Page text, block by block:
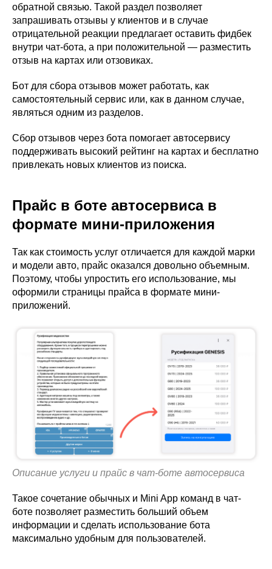
обратной связью. Такой раздел позволяет
запрашивать отзывы у клиентов и в случае
отрицательной реакции предлагает оставить фидбек
внутри чат-бота, а при положительной — разместить
отзыв на картах или отзовиках.
Бот для сбора отзывов может работать, как
самостоятельный сервис или, как в данном случае,
являться одним из разделов.
Сбор отзывов через бота помогает автосервису
поддерживать высокий рейтинг на картах и бесплатно
привлекать новых клиентов из поиска.
Прайс в боте автосервиса в
формате мини-приложения
Так как стоимость услуг отличается для каждой марки
и модели авто, прайс оказался довольно объемным.
Поэтому, чтобы упростить его использование, мы
оформили страницы прайса в формате мини-
приложений.
Описание услуги и прайс в чат-боте автосервиса
Такое сочетание обычных и Mini App команд в чат-
боте позволяет разместить больший объем
информации и сделать использование бота
максимально удобным для пользователей.